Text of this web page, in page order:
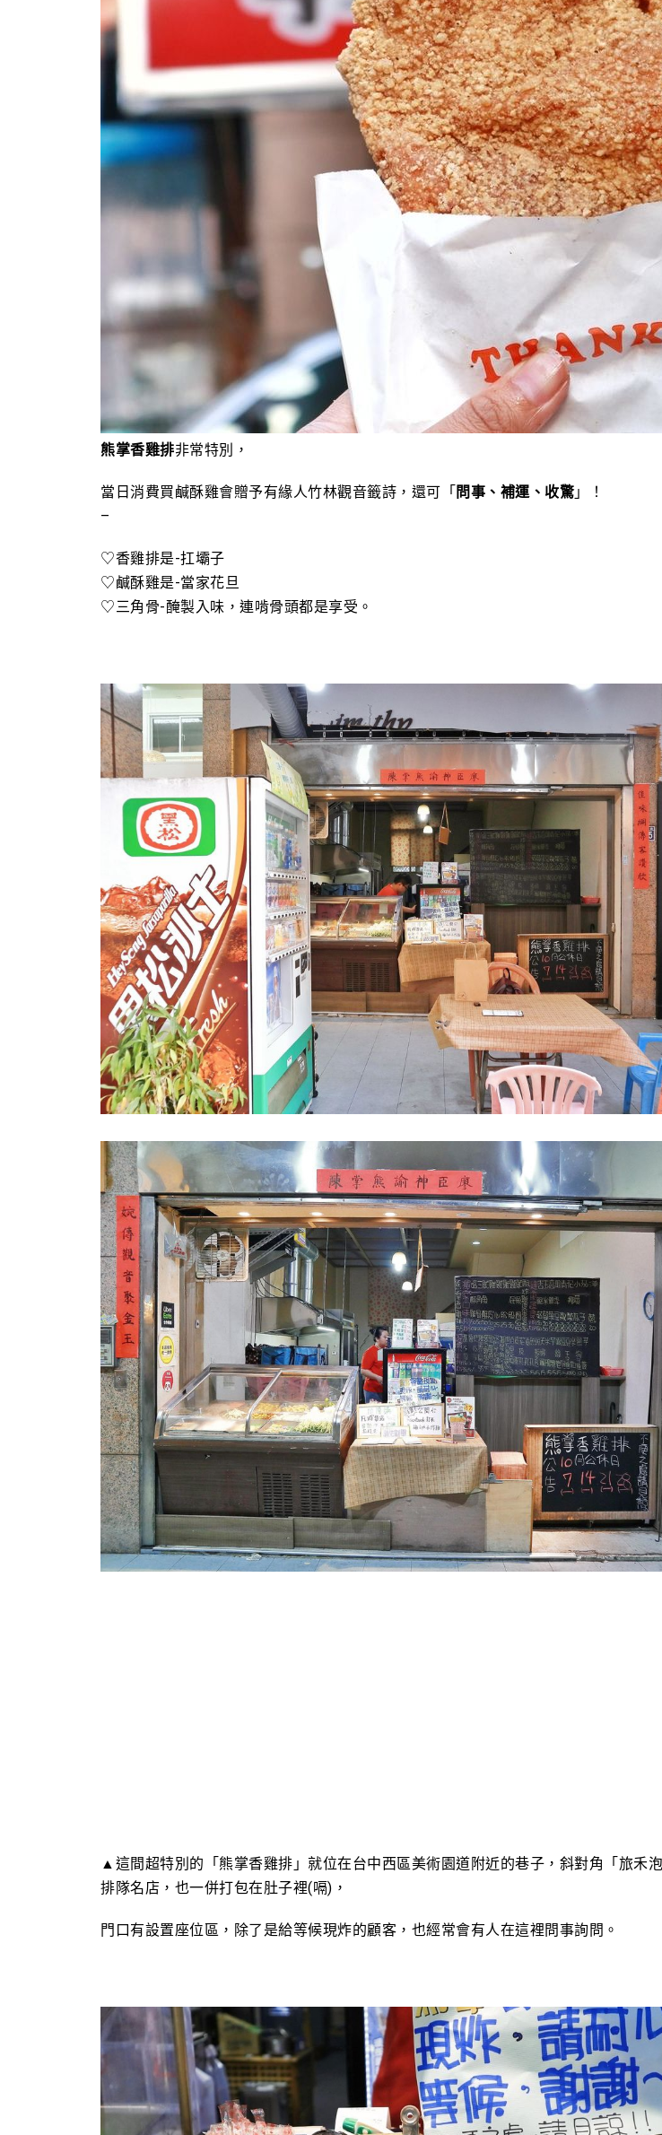
熊掌香雞排非常特別，
當日消費買鹹酥雞會贈予有緣人竹林觀音籤詩，還可「 問事、補運、收驚 」！
–
♡香雞排是-扛壩子
♡鹹酥雞是-當家花旦
♡三角骨-醃製入味，連啃骨頭都是享受。
▲這間超特別的「熊掌香雞排」就位在台中西區美術園道附近的巷子， 斜對角「旅禾
排隊名店，也一併打包在肚子裡(嗝)，
門口有設置座位區，除了是給等候現炸的顧客，也經常會有人在這裡問事詢問。